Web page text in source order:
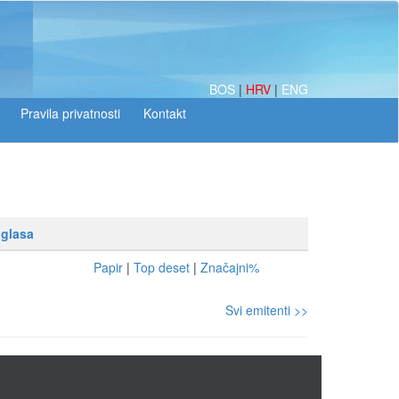
BOS | HRV | ENG
Papir | Top deset | Značajni%
Svi emitenti >>